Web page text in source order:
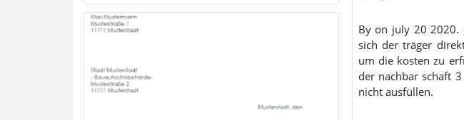
By on july 20 2020. Mit ihrer zustimmung kann
sich der träger
um die kosten zu erfragen. 5
der nachbar schaft
nicht ausfüllen.